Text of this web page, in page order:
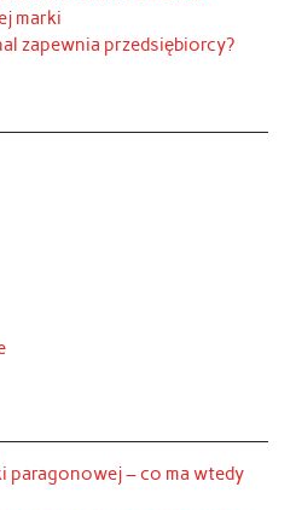
marki
zapewnia przedsiębiorcy?
paragonowej – co ma wtedy